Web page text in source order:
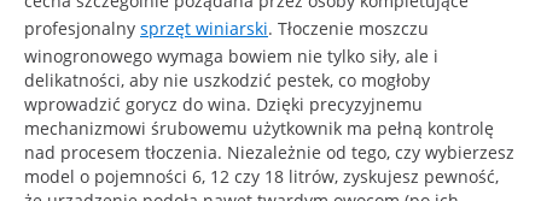
profesjonalny sprzęt winiarski. Tłoczenie moszczu
winogronowego wymaga bowiem nie tylko siły, ale i
delikatności, aby nie uszkodzić pestek, co mogłoby
wprowadzić gorycz do wina. Dzięki precyzyjnemu
mechanizmowi śrubowemu użytkownik ma pełną kontrolę
nad procesem tłoczenia. Niezależnie od tego, czy wybierzesz
model o pojemności 6, 12 czy 18 litrów, zyskujesz pewność,